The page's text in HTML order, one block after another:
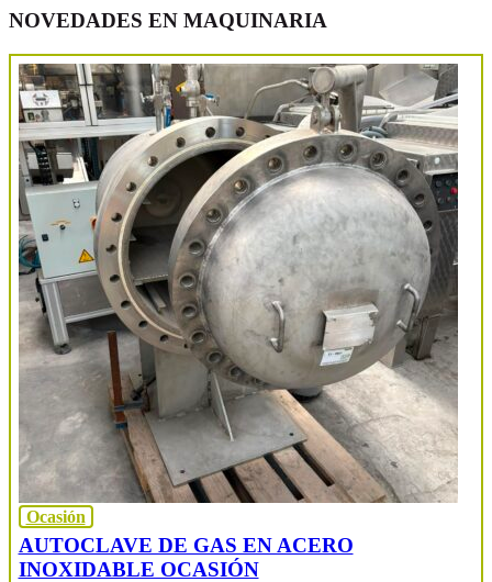
NOVEDADES EN MAQUINARIA
Ocasión
AUTOCLAVE DE GAS EN ACERO
INOXIDABLE OCASIÓN